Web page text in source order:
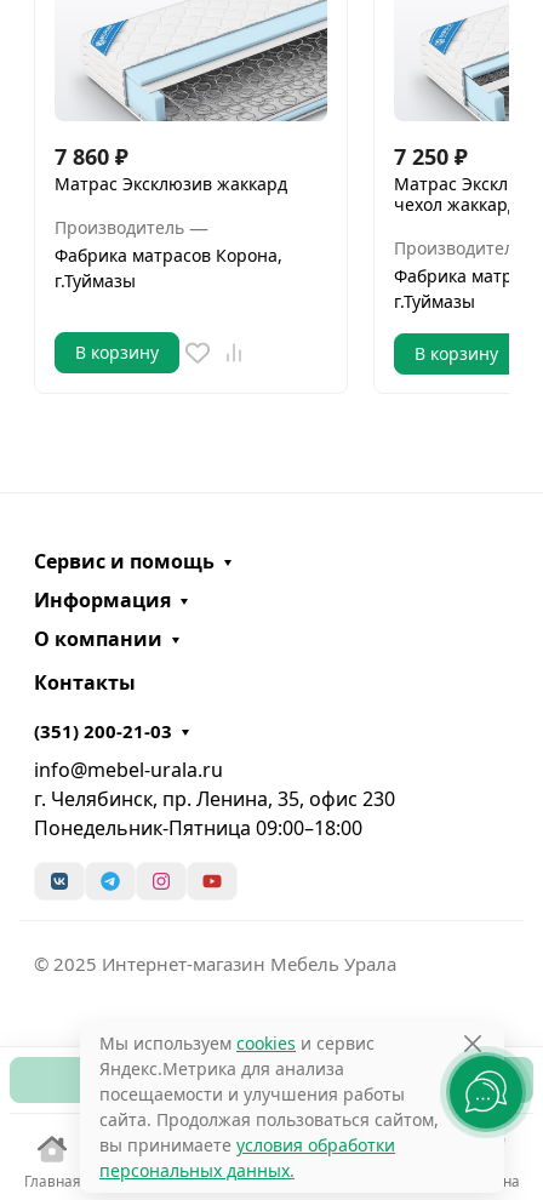
В корзину
Главная Избранное Сравнение Корзина
7 860 ₽
Матрас Эксклюзив жаккард
Производитель —
Фабрика матрасов Корона,
г.Туймазы
В корзину
7 250 ₽
Матрас
чехол жаккард
Производитель
Фабрика
г.Туймазы
В корзину
Сервис и помощь
Информация
О компании
Контакты
(351) 200-21-03
info@mebel-urala.ru
г. Челябинск, пр. Ленина, 35, офис 230
Понедельник-Пятница 09:00–18:00
© 2025 Интернет-магазин Мебель Урала
Мы используем cookies и сервис
Яндекс.Метрика для анализа
посещаемости и улучшения работы
сайта. Продолжая пользоваться сайтом,
вы принимаете условия обработки
персональных данных.